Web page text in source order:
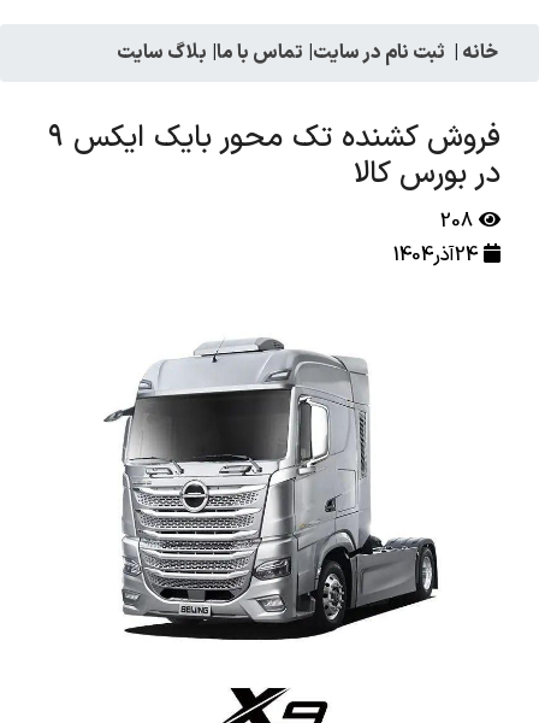
خانه | ثبت نام در سایت| تماس با ما| بلاگ سایت
فروش کشنده تک محور بایک ایکس ۹
در بورس کالا
208
24آذر1404